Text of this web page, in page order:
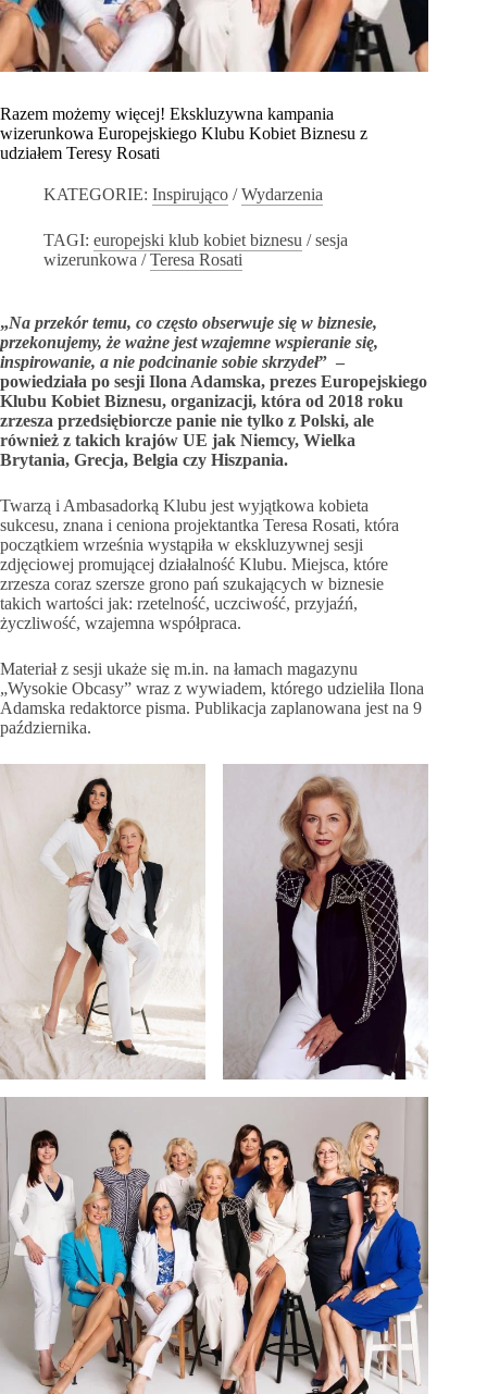
Razem możemy więcej! Ekskluzywna kampania
wizerunkowa Europejskiego Klubu Kobiet Biznesu z
udziałem Teresy Rosati
KATEGORIE: Inspirująco /Wydarzenia
TAGI: europejski klub kobiet biznesu /sesja
wizerunkowa /Teresa Rosati
„Na przekór temu, co często obserwuje się w biznesie,
przekonujemy, że ważne jest wzajemne wspieranie się,
inspirowanie, a nie podcinanie sobie skrzydeł” –
powiedziała po sesji Ilona Adamska, prezes Europejskiego
Klubu Kobiet Biznesu, organizacji, która od 2018 roku
zrzesza przedsiębiorcze panie nie tylko z Polski, ale
również z takich krajów UE jak Niemcy, Wielka
Brytania, Grecja, Belgia czy Hiszpania.
Twarzą i Ambasadorką Klubu jest wyjątkowa kobieta
sukcesu, znana i ceniona projektantka Teresa Rosati, która
początkiem września wystąpiła w ekskluzywnej sesji
zdjęciowej promującej działalność Klubu. Miejsca, które
zrzesza coraz szersze grono pań szukających w biznesie
takich wartości jak: rzetelność, uczciwość, przyjaźń,
życzliwość, wzajemna współpraca.
Materiał z sesji ukaże się m.in. na łamach magazynu
„Wysokie Obcasy” wraz z wywiadem, którego udzieliła Ilona
Adamska redaktorce pisma. Publikacja zaplanowana jest na 9
października.